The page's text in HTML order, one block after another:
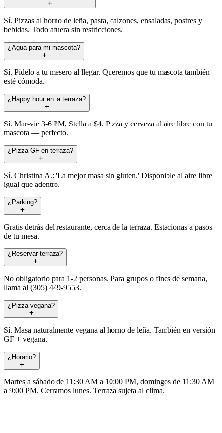
Sí. Pizzas al horno de leña, pasta, calzones, ensaladas, postres y
bebidas. Todo afuera sin restricciones.
¿Agua para mi mascota?
Sí. Pídelo a tu mesero al llegar. Queremos que tu mascota también
esté cómoda.
¿Happy hour en la terraza?
Sí. Mar-vie 3-6 PM, Stella a $4. Pizza y cerveza al aire libre con tu
mascota — perfecto.
¿Pizza GF en terraza?
Sí. Christina A.: 'La mejor masa sin gluten.' Disponible al aire libre
igual que adentro.
¿Parking?
Gratis detrás del restaurante, cerca de la terraza. Estacionas a pasos
de tu mesa.
¿Reservar terraza?
No obligatorio para 1-2 personas. Para grupos o fines de semana,
llama al (305) 449-9553.
¿Pizza vegana?
Sí. Masa naturalmente vegana al horno de leña. También en versión
GF + vegana.
¿Horario?
Martes a sábado de 11:30 AM a 10:00 PM, domingos de 11:30 AM
a 9:00 PM. Cerramos lunes. Terraza sujeta al clima.